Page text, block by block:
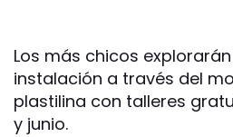
Los más chicos
instalación a través del
plastilina con talleres
y junio.